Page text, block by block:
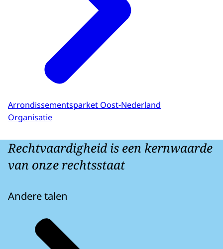
Arrondissementsparket Oost-Nederland
Organisatie
Rechtvaardigheid is een kernwaarde
van onze rechtsstaat
Andere talen